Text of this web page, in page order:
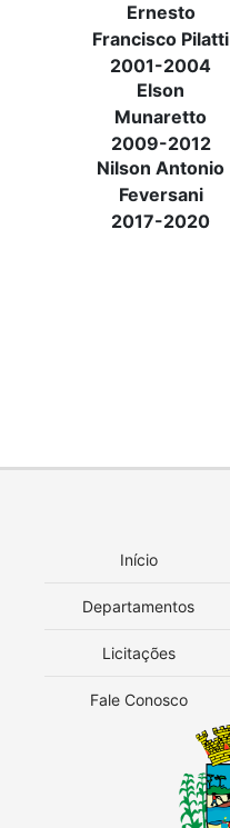
Ernesto
Francisco Pilatti
2001-2004
Elson
Munaretto
2009-2012
Nilson Antonio
Feversani
2017-2020
Início
Departamentos
Licitações
Fale Conosco